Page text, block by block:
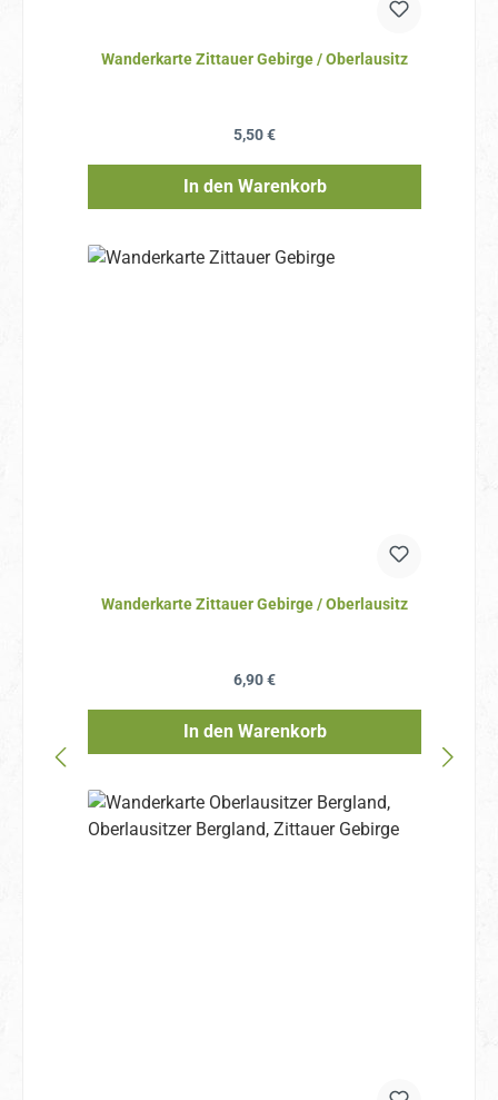
Wanderkarte Zittauer Gebirge / Oberlausitz
Regulärer Preis:
5,50 €
In den Warenkorb
Wanderkarte Zittauer Gebirge / Oberlausitz
Regulärer Preis:
6,90 €
In den Warenkorb